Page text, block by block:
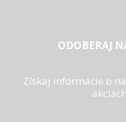
ODOBERAJ
Získaj informácie o